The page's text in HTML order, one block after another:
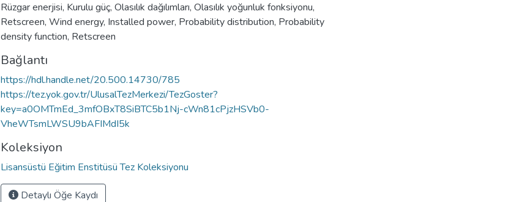
Rüzgar enerjisi, Kurulu güç, Olasılık dağılımları, Olasılık yoğunluk fonksiyonu,
Retscreen, Wind energy, Installed power, Probability distribution, Probability
density function, Retscreen
Bağlantı
https://hdl.handle.net/20.500.14730/785
https://tez.yok.gov.tr/UlusalTezMerkezi/TezGoster?
key=a0OMTmEd_3mfOBxT8SiBTC5b1Nj-cWn81cPjzHSVb0-
VheWTsmLWSU9bAFIMdI5k
Koleksiyon
Lisansüstü Eğitim Enstitüsü Tez Koleksiyonu
Detaylı Öğe Kaydı